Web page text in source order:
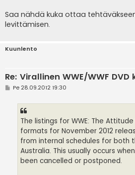
Saa nähdä kuka ottaa
levittämisen.
Kuunlento
Re: Virallinen WWE/WWF DVD
VPe 28.09.2012 19:30
The listings for WWE: The
formats for November 2012
from internal schedules for both
Australia. This usually occurs
been cancelled or postponed.